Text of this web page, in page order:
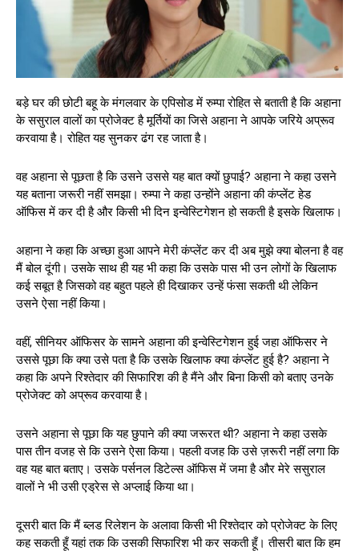
बड़े घर की छोटी बहू के मंगलवार के एपिसोड में रुम्पा रोहित से बताती है कि अहाना
के ससुराल वालों का प्रोजेक्ट है मूर्तियों का जिसे अहाना ने आपके जरिये अप्रूव
करवाया है। रोहित यह सुनकर ढंग रह जाता है।
वह अहाना से पूछता है कि उसने उससे यह बात क्यों छुपाई? अहाना ने कहा उसने
यह बताना जरूरी नहीं समझा। रुम्पा ने कहा उन्होंने अहाना की कंप्लेंट हेड
ऑफिस में कर दी है और किसी भी दिन इन्वेस्टिगेशन हो सकती है इसके खिलाफ।
अहाना ने कहा कि अच्छा हुआ आपने मेरी कंप्लेंट कर दी अब मुझे क्या बोलना है वह
मैं बोल दूंगी। उसके साथ ही यह भी कहा कि उसके पास भी उन लोगों के खिलाफ
कई सबूत है जिसको वह बहुत पहले ही दिखाकर उन्हें फंसा सकती थी लेकिन
उसने ऐसा नहीं किया।
वहीं, सीनियर ऑफिसर के सामने अहाना की इन्वेस्टिगेशन हुई जहा ऑफिसर ने
उससे पूछा कि क्या उसे पता है कि उसके खिलाफ क्या कंप्लेंट हुई है? अहाना ने
कहा कि अपने रिश्तेदार की सिफारिश की है मैंने और बिना किसी को बताए उनके
प्रोजेक्ट को अप्रूव करवाया है।
उसने अहाना से पूछा कि यह छुपाने की क्या जरूरत थी? अहाना ने कहा उसके
पास तीन वजह से कि उसने ऐसा किया। पहली वजह कि उसे ज़रूरी नहीं लगा कि
वह यह बात बताए। उसके पर्सनल डिटेल्स ऑफिस में जमा है और मेरे ससुराल
वालों ने भी उसी एड्रेस से अप्लाई किया था।
दूसरी बात कि मैं ब्लड रिलेशन के अलावा किसी भी रिश्तेदार को प्रोजेक्ट के लिए
कह सकती हूँ यहां तक कि उसकी सिफारिश भी कर सकती हूँ। तीसरी बात कि हम